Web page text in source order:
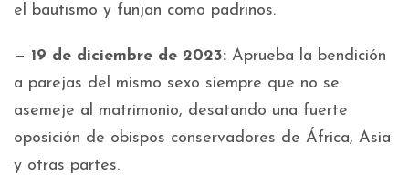
el bautismo y funjan como padrinos.
— 19 de diciembre de 2023: Aprueba la bendición
a parejas del mismo sexo siempre que no se
asemeje al matrimonio, desatando una fuerte
oposición de obispos conservadores de África, Asia
y otras partes.